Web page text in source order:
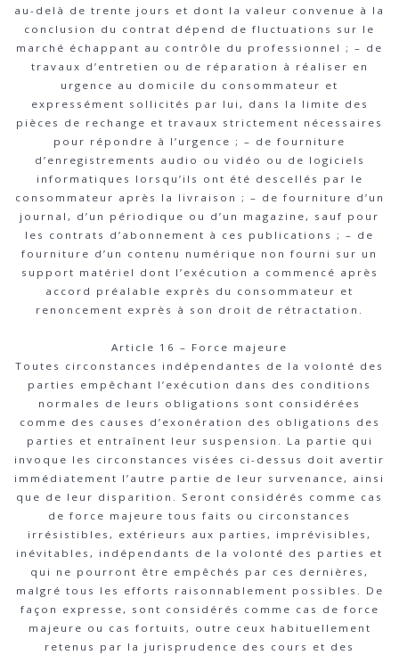
au-delà de trente jours et dont la valeur convenue à la
conclusion du contrat dépend de fluctuations sur le
marché échappant au contrôle du professionnel ; – de
travaux d’entretien ou de réparation à réaliser en
urgence au domicile du consommateur et
expressément sollicités par lui, dans la limite des
pièces de rechange et travaux strictement nécessaires
pour répondre à l’urgence ; – de fourniture
d’enregistrements audio ou vidéo ou de logiciels
informatiques lorsqu’ils ont été descellés par le
consommateur après la livraison ; – de fourniture d’un
journal, d’un périodique ou d’un magazine, sauf pour
les contrats d’abonnement à ces publications ; – de
fourniture d’un contenu numérique non fourni sur un
support matériel dont l’exécution a commencé après
accord préalable exprès du consommateur et
renoncement exprès à son droit de rétractation.
Article 16 – Force majeure
Toutes circonstances indépendantes de la volonté des
parties empêchant l’exécution dans des conditions
normales de leurs obligations sont considérées
comme des causes d’exonération des obligations des
parties et entraînent leur suspension. La partie qui
invoque les circonstances visées ci-dessus doit avertir
immédiatement l’autre partie de leur survenance, ainsi
que de leur disparition. Seront considérés comme cas
de force majeure tous faits ou circonstances
irrésistibles, extérieurs aux parties, imprévisibles,
inévitables, indépendants de la volonté des parties et
qui ne pourront être empêchés par ces dernières,
malgré tous les efforts raisonnablement possibles. De
façon expresse, sont considérés comme cas de force
majeure ou cas fortuits, outre ceux habituellement
retenus par la jurisprudence des cours et des